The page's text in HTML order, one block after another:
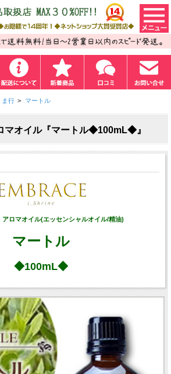
ま行 > マートル
マオイル『マートル◆100mL◆』
アロマオイル(エッセンシャルオイル/精油)
マートル
◆100mL◆